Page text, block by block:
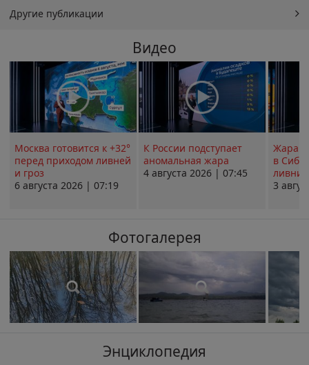
Другие публикации
Видео
Москва готовится к +32°
перед приходом ливней
и гроз
6 августа 2026 | 07:19
К России подступает
аномальная жара
4 августа 2026 | 07:45
Жара в
в
ливни
3
Фотогалерея
Энциклопедия